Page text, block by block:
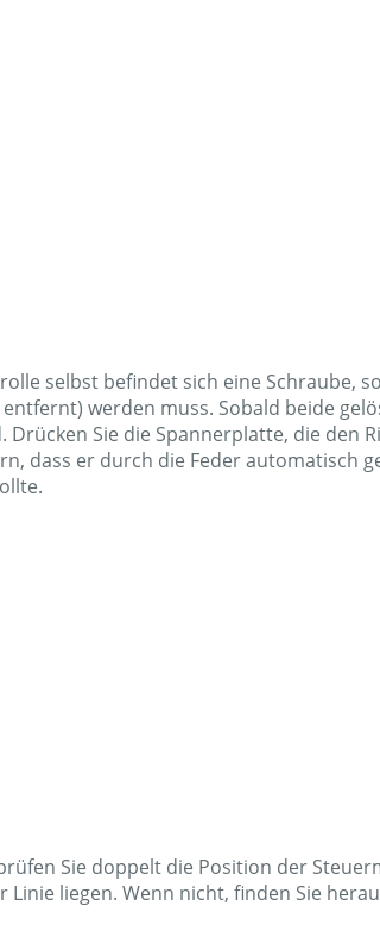
selbst befindet sich eine Schraube,
werden muss. Sobald beide
Sie die Spannerplatte, die den
dass er durch die Feder automatisch
Sie doppelt die Position der
liegen. Wenn nicht, finden Sie